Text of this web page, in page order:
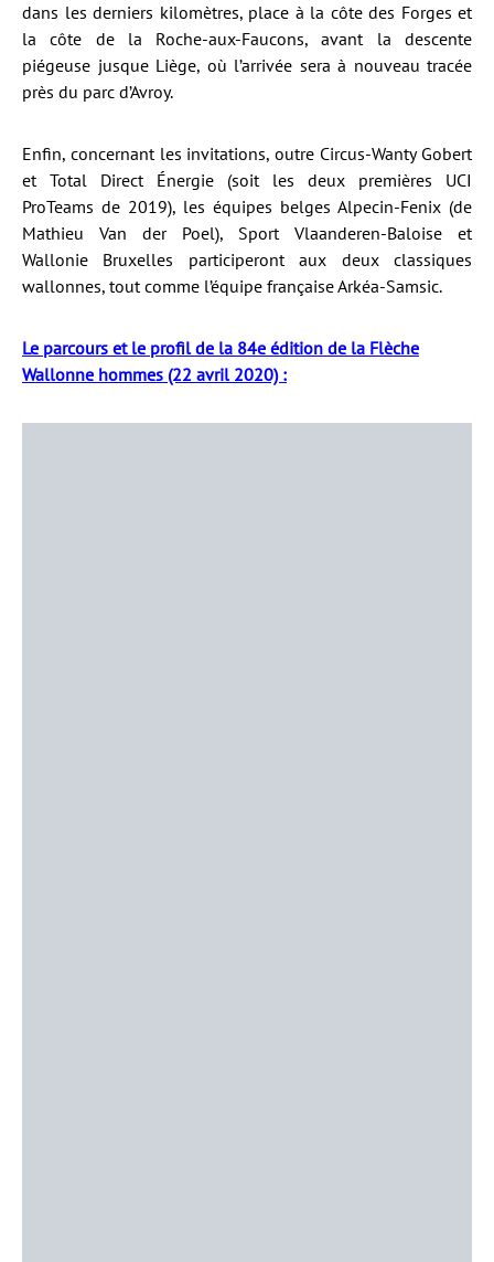
dans les derniers kilomètres, place à la côte des Forges et
la côte de la Roche-aux-Faucons, avant la descente
piégeuse jusque Liège, où l’arrivée sera à nouveau tracée
près du parc d’Avroy.
Enfin, concernant les invitations, outre Circus-Wanty Gobert
et Total Direct Énergie (soit les deux premières UCI
ProTeams de 2019), les équipes belges Alpecin-Fenix (de
Mathieu Van der Poel), Sport Vlaanderen-Baloise et
Wallonie Bruxelles participeront aux deux classiques
wallonnes, tout comme l’équipe française Arkéa-Samsic.
Le parcours et le profil de la 84e édition de la Flèche
Wallonne hommes (22 avril 2020) :